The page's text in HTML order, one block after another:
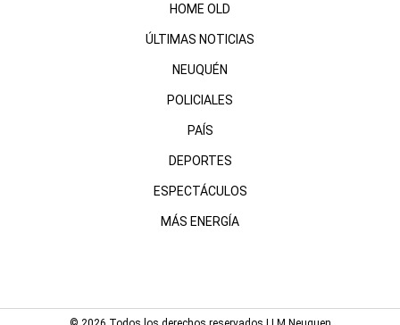
HOME OLD
ÚLTIMAS NOTICIAS
NEUQUÉN
POLICIALES
PAÍS
DEPORTES
ESPECTÁCULOS
MÁS ENERGÍA